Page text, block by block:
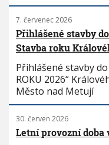
7. červenec 2026
Přihlášené stavby
Stavba roku
Přihlášené stavby
ROKU 2026“
Město nad Metují
30. červen 2026
Letní provozní doba